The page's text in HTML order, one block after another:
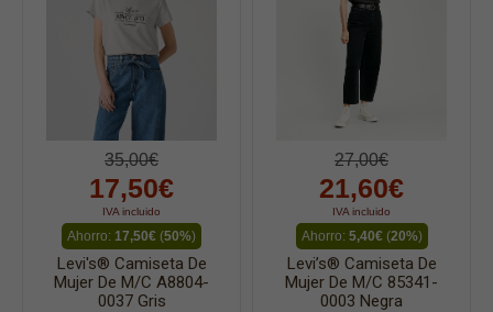
35,00€
17,50€
IVA incluido
Ahorro: 17,50€ (50%)
Levi's® Camiseta De
Mujer De M/c A8804-
0037 Gris
27,00€
21,60€
IVA incluido
Ahorro: 5,40€(20%)
Levi’s® Camiseta De
Mujer De M/c 85341-
0003 Negra